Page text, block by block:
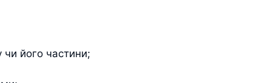
чи його частини;